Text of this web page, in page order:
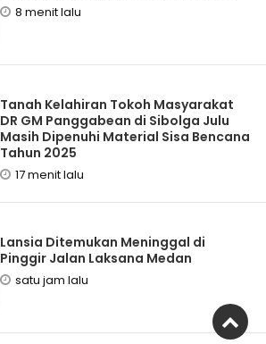
8 menit lalu
Tanah Kelahiran Tokoh Masyarakat
DR GM Panggabean di Sibolga Julu
Masih Dipenuhi Material Sisa Bencana
Tahun 2025
17 menit lalu
Lansia Ditemukan Meninggal di
Pinggir Jalan Laksana Medan
satu jam lalu